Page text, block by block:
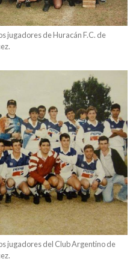
jugadores de Huracán F.C. de
jugadores del Club Argentino de